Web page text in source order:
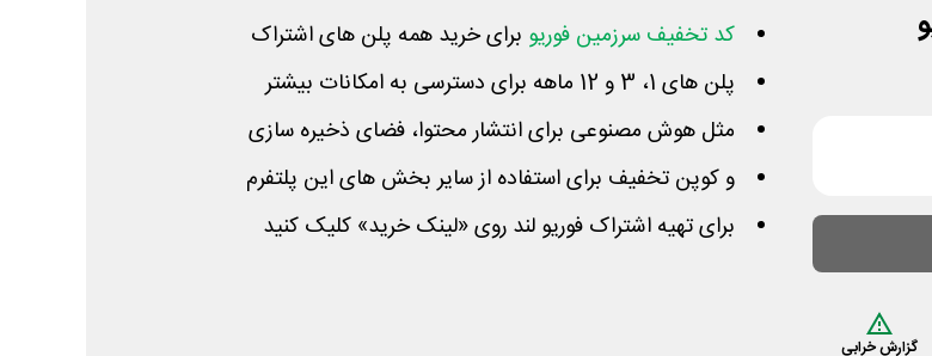
گزارش خرابی
کد تخفیف سرزمین فوریو برای خرید همه پلن های اشتراک
پلن های 1، 3 و 12 ماهه برای دسترسی به امکانات بیشتر
مثل هوش مصنوعی برای انتشار محتوا، فضای ذخیره سازی
و کوپن تخفیف برای استفاده از سایر بخش های این پلتفرم
برای تهیه اشتراک فوریو لند روی «لینک خرید» کلیک کنید